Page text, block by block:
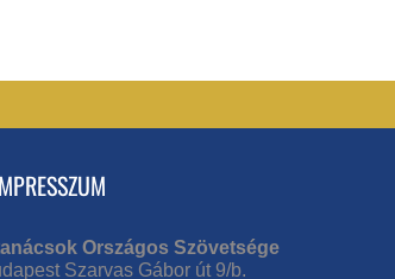
Országos Szövetsége
Szarvas Gábor út 9/b.